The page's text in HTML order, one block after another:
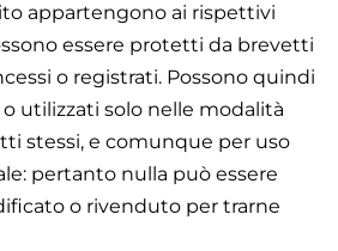
appartengono ai rispettivi
essere protetti da brevetti
o registrati. Possono quindi
o utilizzati solo nelle modalità
stessi, e comunque per uso
pertanto nulla può essere
o rivenduto per trarne